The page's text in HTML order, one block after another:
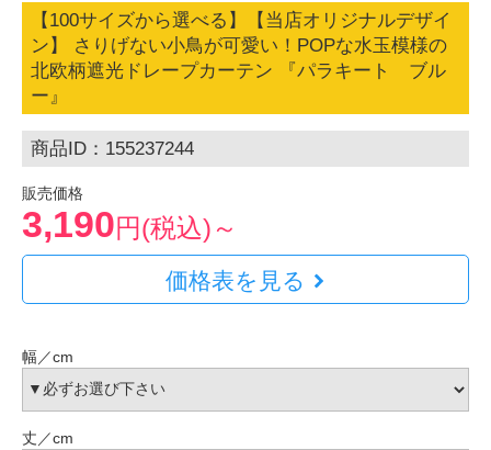
【100サイズから選べる】【当店オリジナルデザイ
ン】 さりげない小鳥が可愛い！POPな水玉模様の
北欧柄遮光ドレープカーテン 『パラキート ブル
ー』
商品ID：155237244
販売価格
3,190円(税込)～
価格表を見る
幅／cm
丈／cm